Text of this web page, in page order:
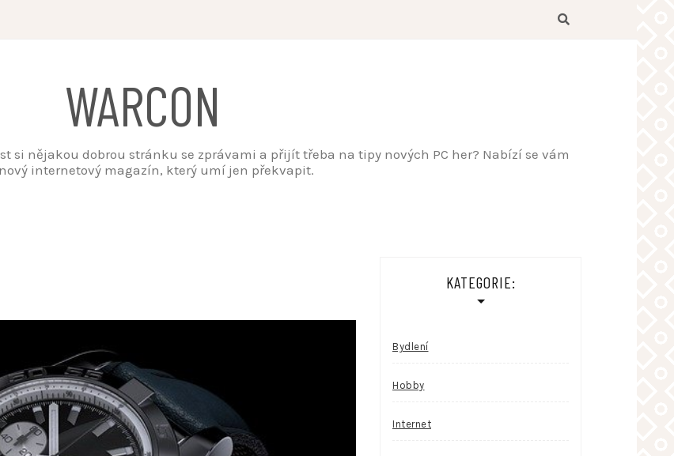
WARCON
si nějakou dobrou stránku se zprávami a přijít třeba na tipy nových PC her? Nabízí se vám
internetový magazín, který umí jen překvapit.
KATEGORIE:
Bydlení
Hobby
Internet